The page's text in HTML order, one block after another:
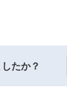
たか？